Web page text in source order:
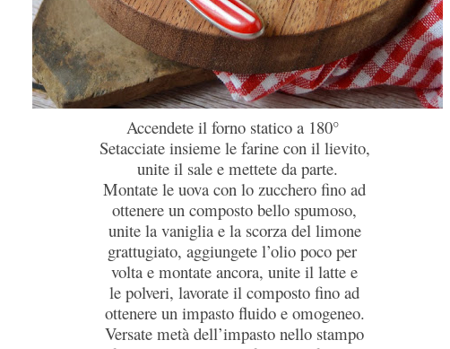
Accendete il forno statico a 180°
Setacciate insieme le farine con il lievito,
unite il sale e mettete da parte.
Montate le uova con lo zucchero fino ad
ottenere un composto bello spumoso,
unite la vaniglia e la scorza del limone
grattugiato, aggiungete l’olio poco per
volta e montate ancora, unite il latte e
le polveri, lavorate il composto fino ad
ottenere un impasto fluido e omogeneo.
Versate metà dell’impasto nello stampo